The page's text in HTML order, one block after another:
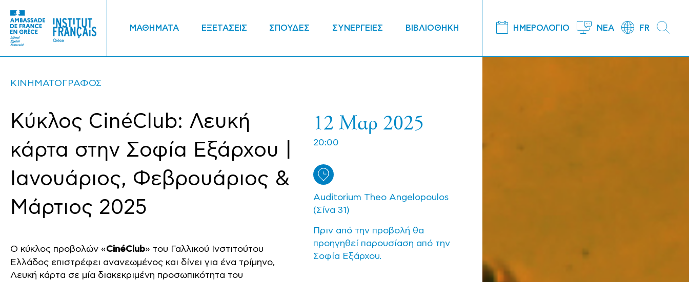
ΜΑΘΗΜΑΤΑ ΕΞΕΤΑΣΕΙΣ ΣΠΟΥΔΕΣ ΣΥΝΕΡΓΕΙΕΣ ΒΙΒΛΙΟΘΗΚΗ ΗΜΕΡΟΛΟΓΙΟ ΝΕΑ FR
ΚΙΝΗΜΑΤΟΓΡΑΦΟΣ
Κύκλος CinéClub: Λευκή
κάρτα στην Σοφία Εξάρχου |
Ιανουάριος, Φεβρουάριος &
Μάρτιος 2025
Ο κύκλος προβολών «CinéClub» του Γαλλικού Ινστιτούτου
Ελλάδος επιστρέφει ανανεωμένος και δίνει για ένα τρίμηνο,
Λευκή κάρτα σε μία διακεκριμένη προσωπικότητα του
12 Μαρ 2025
20:00
Αuditorium Theo Angelopoulos
(Σίνα 31)
Πριν από την προβολή θα
προηγηθεί παρουσίαση από την
Σοφία Εξάρχου.